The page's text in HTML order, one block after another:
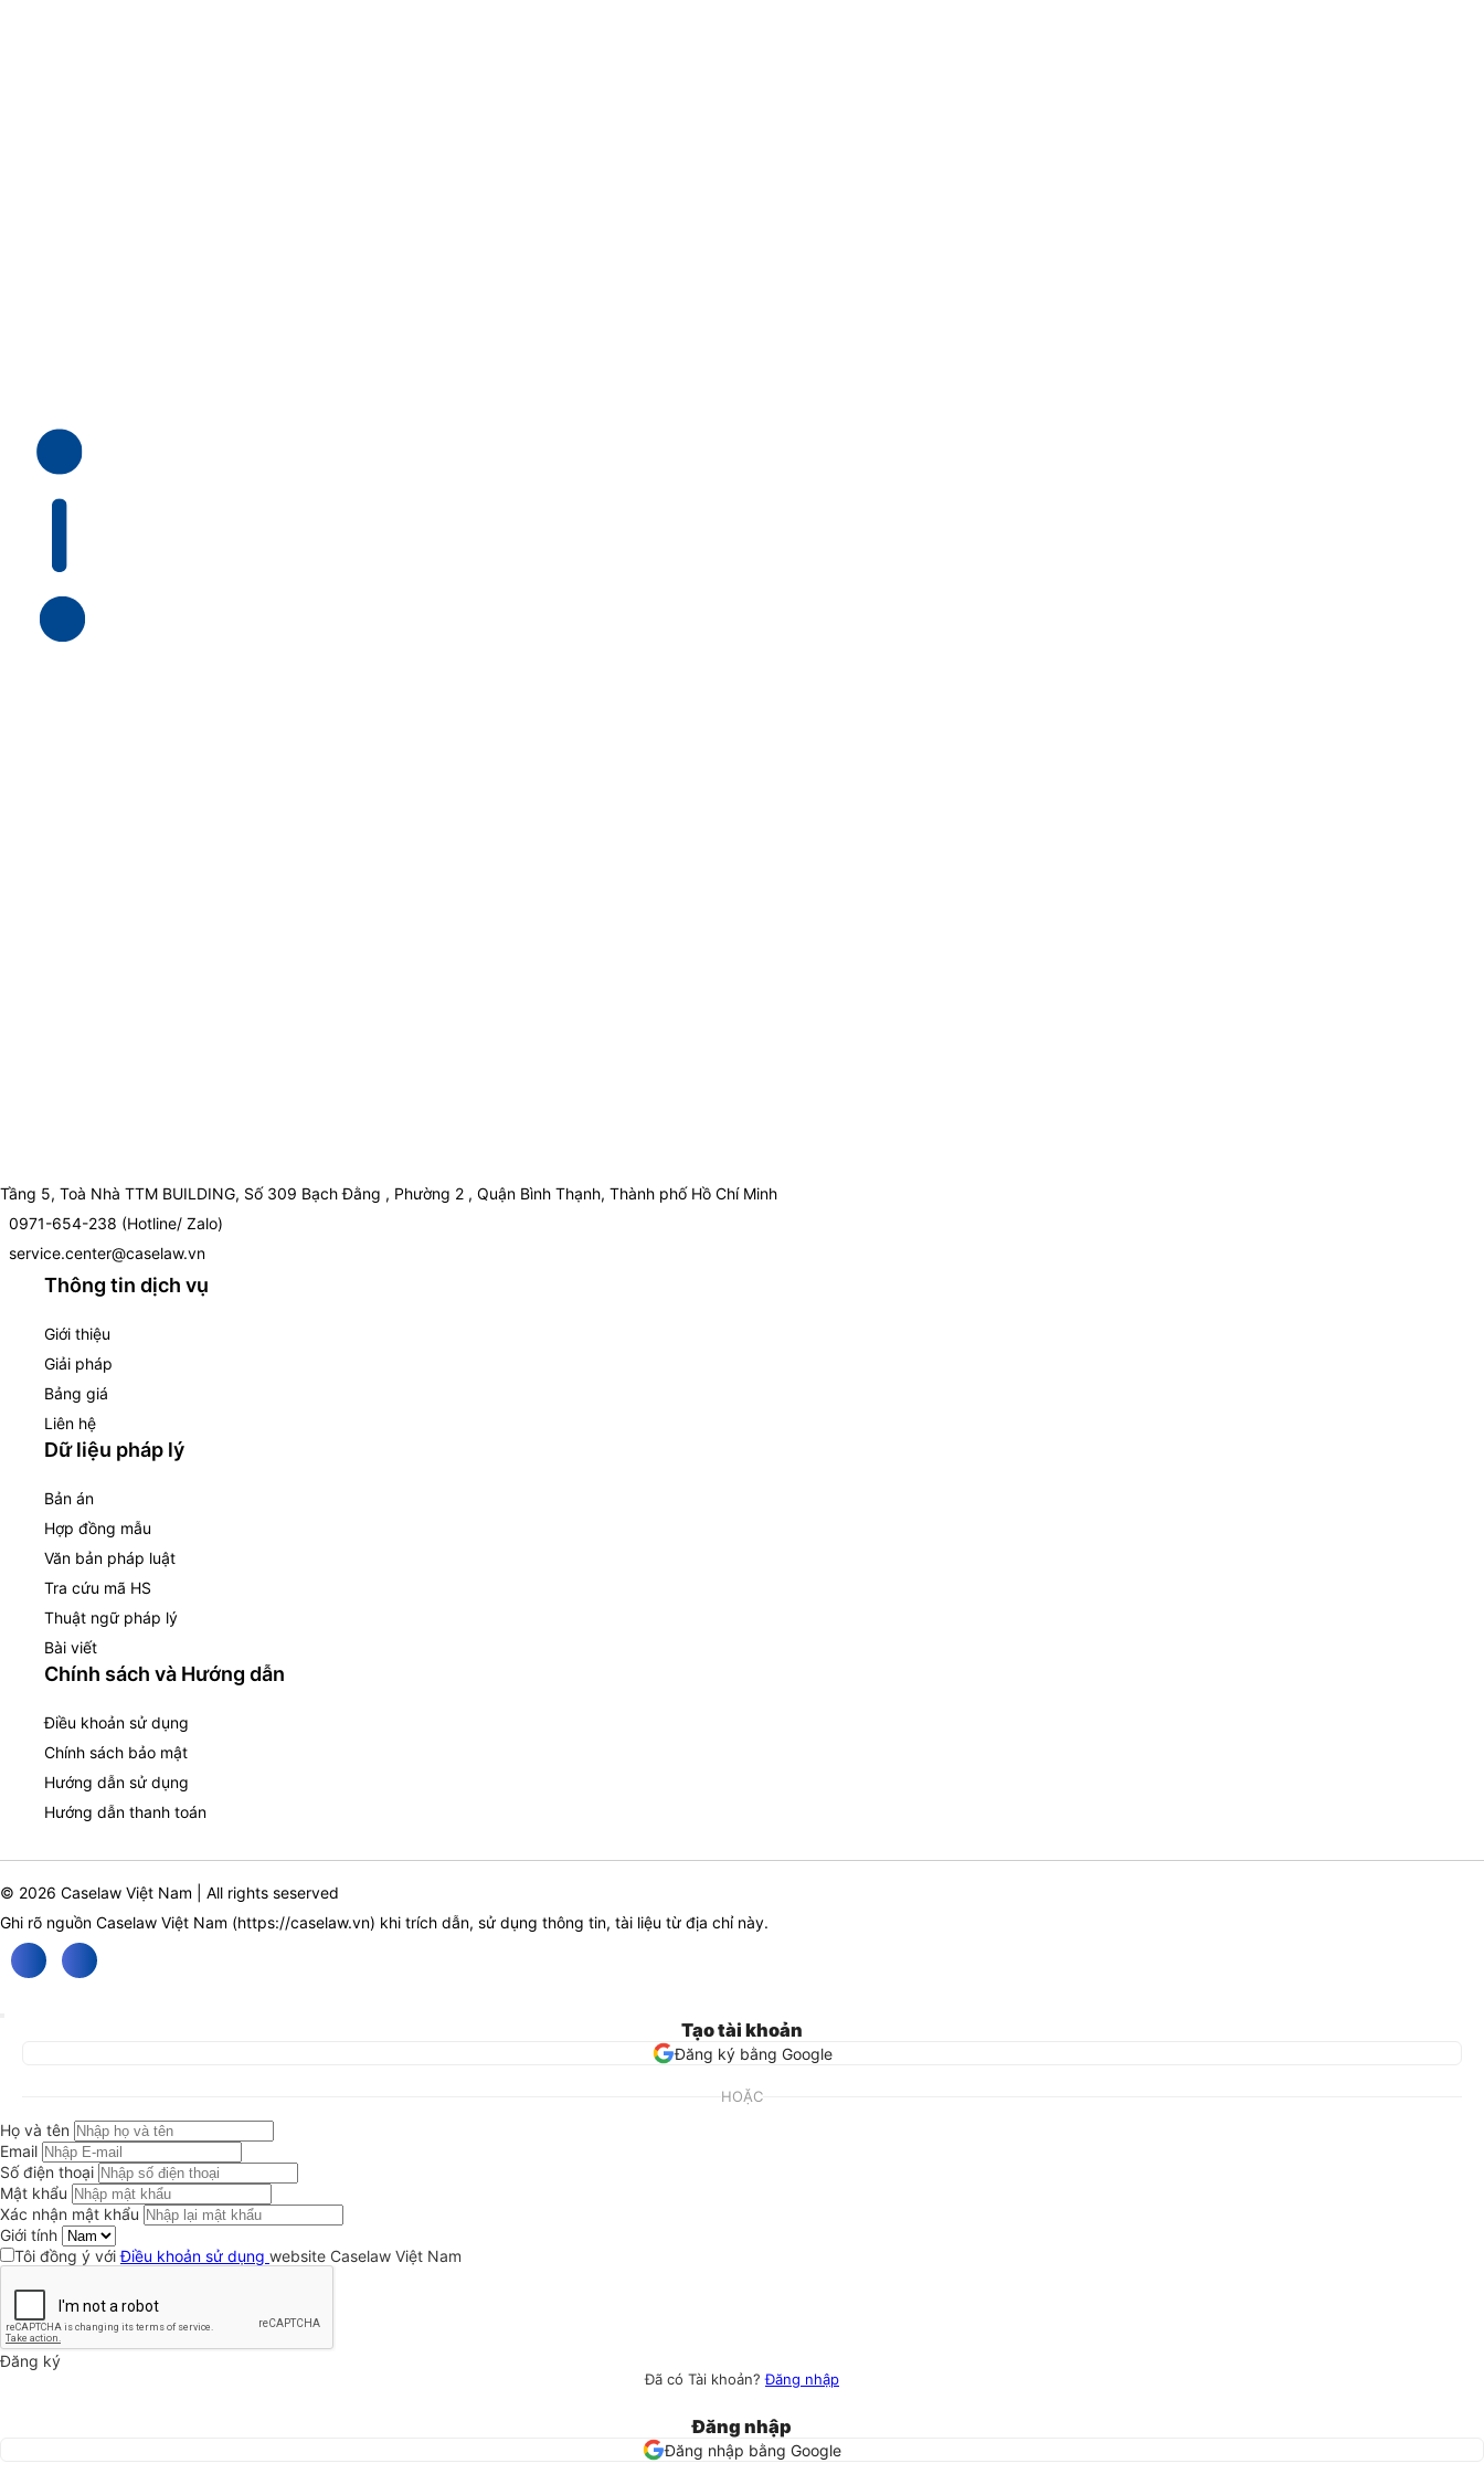
Tầng 5, Toà Nhà TTM BUILDING, Số 309 Bạch Đằng , Phường 2 , Quận Bình Thạnh, Thành phố Hồ Chí Minh
0971-654-238 (Hotline/ Zalo)
service.center@caselaw.vn
Thông tin dịch vụ
Giới thiệu
Giải pháp
Bảng giá
Liên hệ
Dữ liệu pháp lý
Bản án
Hợp đồng mẫu
Văn bản pháp luật
Tra cứu mã HS
Thuật ngữ pháp lý
Bài viết
Chính sách và Hướng dẫn
Điều khoản sử dụng
Chính sách bảo mật
Hướng dẫn sử dụng
Hướng dẫn thanh toán
© 2026 Caselaw Việt Nam | All rights seserved
Ghi rõ nguồn Caselaw Việt Nam (https://caselaw.vn) khi trích dẫn, sử dụng thông tin, tài liệu từ địa chỉ này.
Tạo tài khoản
Đăng ký bằng Google
HOẶC
Họ và tên
Email
Số điện thoại
Mật khẩu
Xác nhận mật khẩu
Giới tính
Tôi đồng ý vớiĐiều khoản sử dụng website Caselaw Việt Nam
Đăng ký
Đã có Tài khoản?Đăng nhập
Đăng nhập
Đăng nhập bằng Google